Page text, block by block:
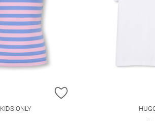
HINZUFÜGEN
KIDS ONLY